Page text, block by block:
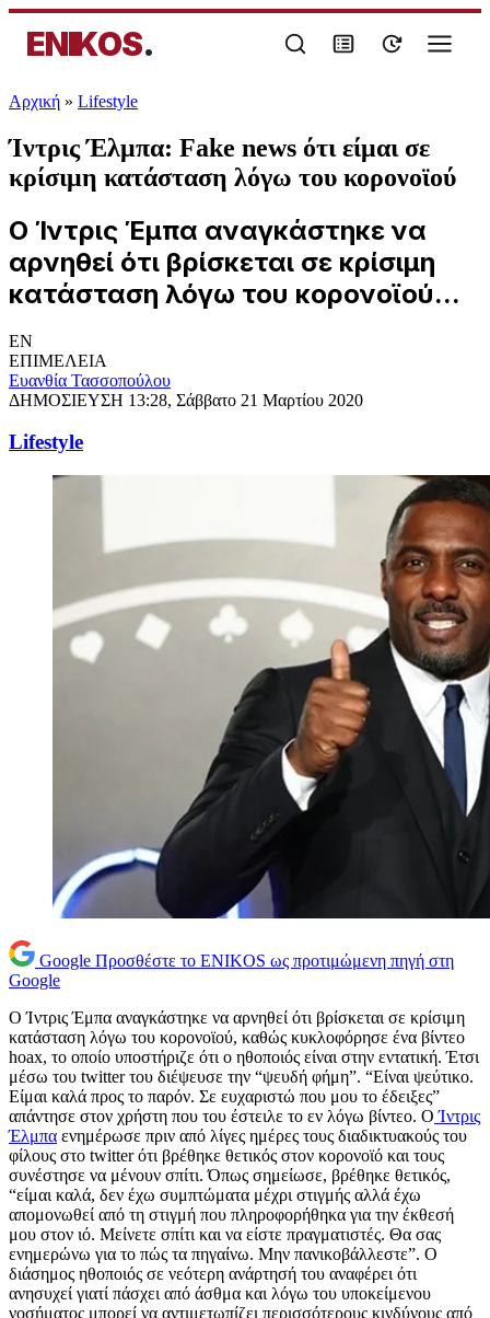
ENIKOS.
Αρχική » Lifestyle
Ίντρις Έλμπα: Fake news ότι είμαι σε
κρίσιμη κατάσταση λόγω του κορονοϊού
Ο Ίντρις Έμπα αναγκάστηκε να
αρνηθεί ότι βρίσκεται σε κρίσιμη
κατάσταση λόγω του κορονοϊού...
EN
ΕΠΙΜΕΛΕΙΑ
Ευανθία Τασσοπούλου
ΔΗΜΟΣΙΕΥΣΗ 13:28, Σάββατο 21 Μαρτίου 2020
Lifestyle
Google Προσθέστε το ENIKOS ως προτιμώμενη πηγή στη
Google
Ο Ίντρις Έμπα αναγκάστηκε να αρνηθεί ότι βρίσκεται σε κρίσιμη
κατάσταση λόγω του κορονοϊού, καθώς κυκλοφόρησε ένα βίντεο
hoax, το οποίο υποστήριζε ότι ο ηθοποιός είναι στην εντατική. Έτσι
μέσω του twitter του διέψευσε την “ψευδή φήμη”. “Είναι ψεύτικο.
Είμαι καλά προς το παρόν. Σε ευχαριστώ που μου το έδειξες”
απάντησε στον χρήστη που του έστειλε το εν λόγω βίντεο. O Ίντρις
Έλμπα ενημέρωσε πριν από λίγες ημέρες τους διαδικτυακούς του
φίλους στο twitter ότι βρέθηκε θετικός στον κορονοϊό και τους
συνέστησε να μένουν σπίτι. Όπως σημείωσε, βρέθηκε θετικός,
“είμαι καλά, δεν έχω συμπτώματα μέχρι στιγμής αλλά έχω
απομονωθεί από τη στιγμή που πληροφορήθηκα για την έκθεσή
μου στον ιό. Μείνετε σπίτι και να είστε πραγματιστές. Θα σας
ενημερώνω για το πώς τα πηγαίνω. Μην πανικοβάλλεστε”. Ο
διάσημος ηθοποιός σε νεότερη ανάρτησή του αναφέρει ότι
ανησυχεί γιατί πάσχει από άσθμα και λόγω του υποκείμενου
νοσήματος μπορεί να αντιμετωπίζει περισσότερους κινδύνους από